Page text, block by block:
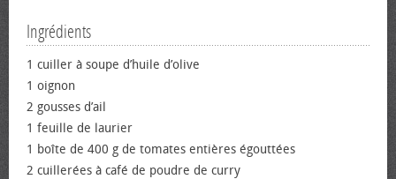
Ingrédients
1 cuiller à soupe d’huile d’olive
1 oignon
2 gousses d’ail
1 feuille de laurier
1 boîte de 400 g de tomates entières égouttées
2 cuillerées à café de poudre de curry